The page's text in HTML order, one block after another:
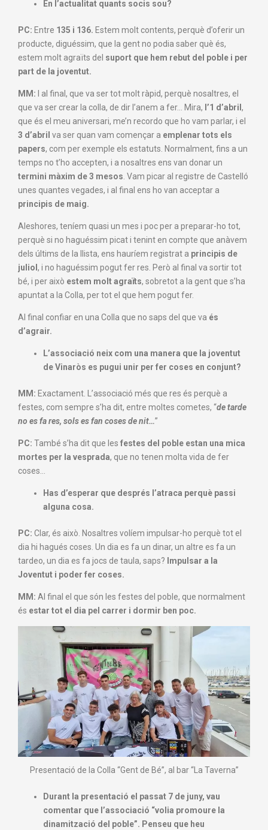
En l’actualitat quants socis sou?
PC: Entre 135 i 136. Estem molt contents, perquè d’oferir un
producte, diguéssim, que la gent no podia saber què és,
estem molt agraïts del suport que hem rebut del poble i per
part de la joventut.
MM: I al final, que va ser tot molt ràpid, perquè nosaltres, el
que va ser crear la colla, de dir l’anem a fer… Mira, l’1 d’abril ,
que és el meu aniversari, me’n recordo que ho vam parlar, i el
3 d’abril va ser quan vam començar a emplenar tots els
papers, com per exemple els estatuts. Normalment, fins a un
temps no t’ho accepten, i a nosaltres ens van donar un
termini màxim de 3 mesos . Vam picar al registre de Castelló
unes quantes vegades, i al final ens ho van acceptar a
principis de maig.
Aleshores, teníem quasi un mes i poc per a preparar-ho tot,
perquè si no haguéssim picat i tenint en compte que anàvem
dels últims de la llista, ens hauríem registrat a principis de
juliol , i no haguéssim pogut fer res. Però al final va sortir tot
bé, i per això estem molt agraïts, sobretot a la gent que s’ha
apuntat a la Colla, per tot el que hem pogut fer.
Al final confiar en una Colla que no saps del que va és
d’agrair.
L’associació neix com una manera que la joventut
de Vinaròs es pugui unir per fer coses en conjunt?
MM: Exactament. L’associació més que res és perquè a
festes, com sempre s’ha dit, entre moltes cometes, “de tarde
no es fa res, sols es fan coses de nit…”
PC: També s’ha dit que les festes del poble estan una mica
mortes per la vesprada, que no tenen molta vida de fer
coses…
Has d’esperar que després l’atraca perquè passi
alguna cosa.
PC: Clar, és això. Nosaltres volíem impulsar-ho perquè tot el
dia hi hagués coses. Un dia es fa un dinar, un altre es fa un
tardeo, un dia es fa jocs de taula, saps? Impulsar a la
Joventut i poder fer coses.
MM: Al final el que són les festes del poble, que normalment
és estar tot el dia pel carrer i dormir ben poc.
Presentació de la Colla “Gent de Bé”, al bar “La Taverna”
Durant la presentació el passat 7 de juny, vau
comentar que l’associació “volia promoure la
dinamització del poble”. Penseu que heu